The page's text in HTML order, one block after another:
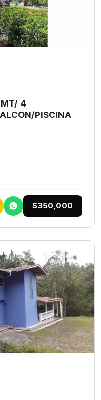
4
PISCINA
$350,000